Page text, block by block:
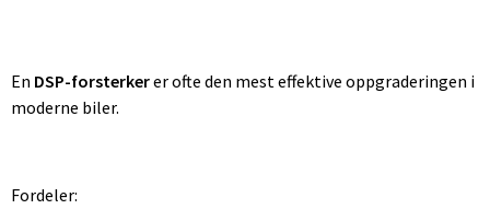
En DSP-forsterkerer ofte den mest effektive oppgraderingen i
moderne biler.
Fordeler: